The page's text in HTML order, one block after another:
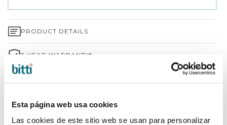
Esta página web usa cookies
Las cookies de este sitio web se usan para personalizar
PRODUCT DETAILS
3-YEAR WARRANTY*
WHY CHOOSE BITTI?